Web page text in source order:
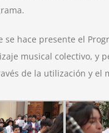
se hace presente el
musical colectivo, y
de la utilización y el